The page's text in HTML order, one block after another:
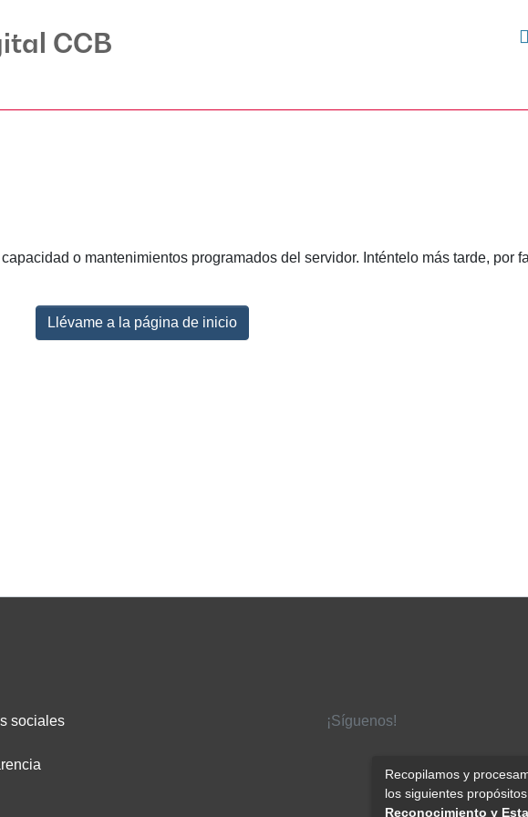
CCB
o mantenimientos programados del servidor. Inténtelo más tarde, por
Llévame a la página de inicio
sociales ¡Síguenos!
Recopilamos y
los siguientes
Reconocimiento y